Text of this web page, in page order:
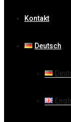
Kontakt
Deutsch